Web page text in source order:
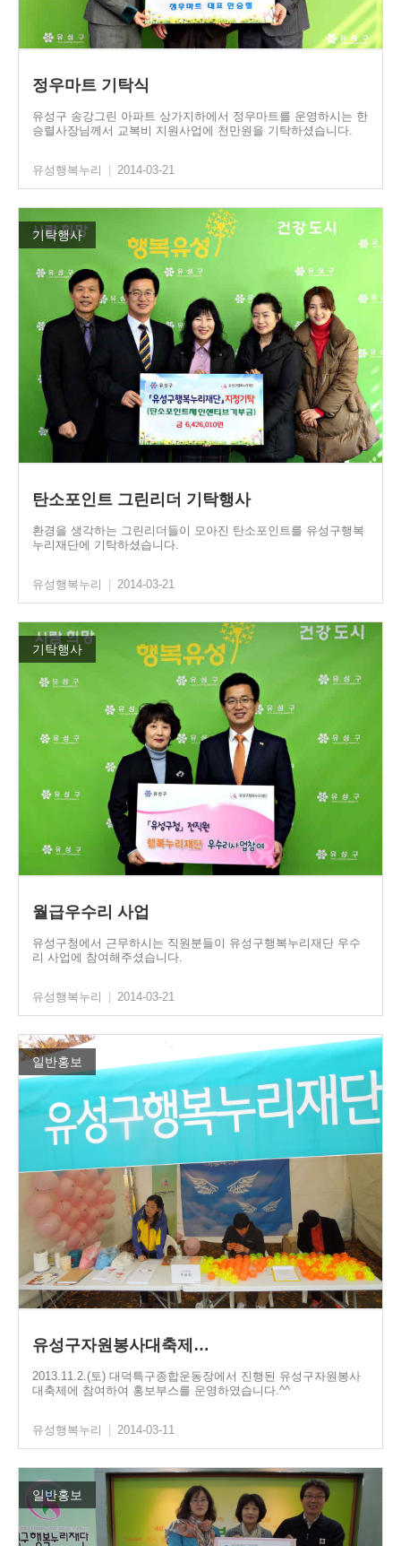
정우마트 기탁식
유성구 송강그린 아파트 상가지하에서 정우마트를 운영하시는 한
승렬사장님께서 교복비 지원사업에 천만원을 기탁하셨습니다.
유성행복누리 | 2014-03-21
기탁행사
탄소포인트 그린리더 기탁행사
환경을 생각하는 그린리더들이 모아진 탄소포인트를 유성구행복
누리재단에 기탁하셨습니다.
유성행복누리 | 2014-03-21
기탁행사
월급우수리 사업
유성구청에서 근무하시는 직원분들이 유성구행복누리재단 우수
리 사업에 참여해주셨습니다.
유성행복누리 2014-03-21
일반홍보
유성구자원봉사대축제…
2013.11.2.(토) 대덕특구종합운동장에서 진행된 유성구자원봉사
대축제에 참여하여 홍보부스를 운영하였습니다.^^
유성행복누리 2014-03-11
일반홍보